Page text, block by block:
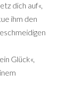
dich auf«,
ihm den
Glück«,